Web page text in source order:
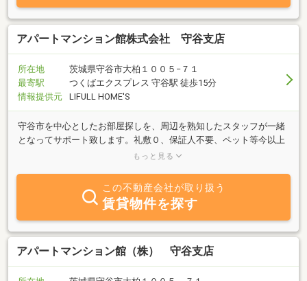
アパートマンション館株式会社 守谷支店
所在地
茨城県守谷市大柏１００５−７１
最寄駅
つくばエクスプレス 守谷駅 徒歩15分
情報提供元
LIFULL HOME'S
守谷市を中心としたお部屋探しを、周辺を熟知したスタッフが一緒
となってサポート致します。礼敷０、保証人不要、ペット等今以上
のお部屋をお探しの方は、アパートマンション館へ！どうぞ、お気
もっと見る
この不動産会社が取り扱う
賃貸物件を探す
アパートマンション館（株） 守谷支店